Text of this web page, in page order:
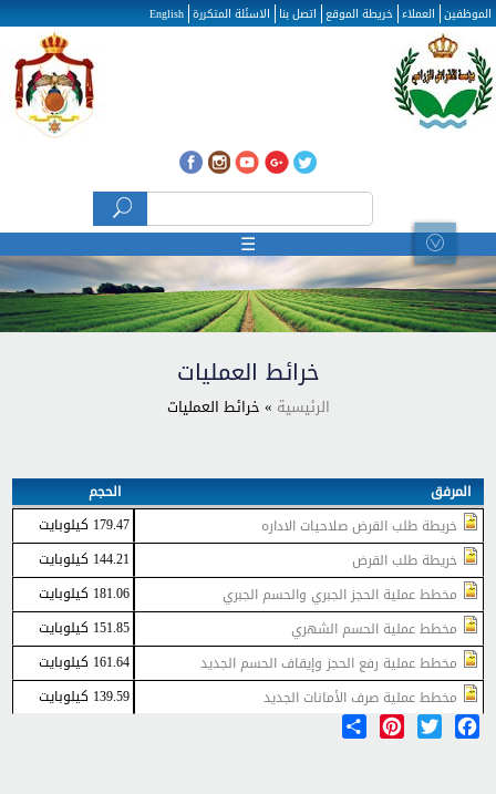
تجاوز إلى المحتوى الرئيسي
الموظفين العملاء خريطة الموقع اتصل بنا الاسئلة المتكررة English
☰
خرائط العمليات
الرئيسية » خرائط العمليات
المرفق
الحجم
خريطة طلب القرض صلاحيات الاداره
179.47 كيلوبايت
خريطة طلب القرض
144.21 كيلوبايت
مخطط عملية الحجز الجبري والحسم الجبري
181.06 كيلوبايت
مخطط عملية الحسم الشهري
151.85 كيلوبايت
مخطط عملية رفع الحجز وإيقاف الحسم الجديد
161.64 كيلوبايت
مخطط عملية صرف الأمانات الجديد
139.59 كيلوبايت
Facebook
Twitter
Pinterest